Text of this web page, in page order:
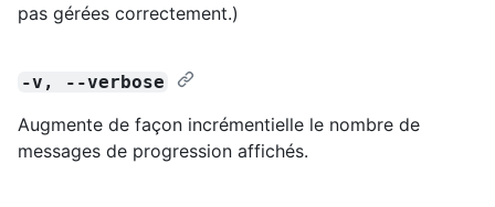
pas gérées correctement.)
-v, --verbose
Augmente de façon incrémentielle le nombre de
messages de progression affichés.